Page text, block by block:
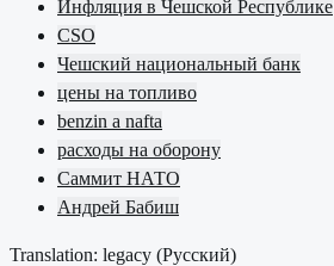
Инфляция в Чешской Республике
CSO
Чешский национальный банк
цены на топливо
benzin a nafta
расходы на оборону
Саммит НАТО
Андрей Бабиш
Translation: legacy (Русский)